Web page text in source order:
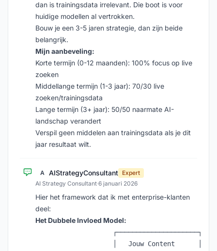
dan is trainingsdata irrelevant. Die boot is voor
huidige modellen al vertrokken.
Bouw je een 3-5 jaren strategie, dan zijn beide
belangrijk.
Mijn aanbeveling:
Korte termijn (0-12 maanden): 100% focus op live
zoeken
Middellange termijn (1-3 jaar): 70/30 live
zoeken/trainingsdata
Lange termijn (3+ jaar): 50/50 naarmate AI-
landschap verandert
Verspil geen middelen aan trainingsdata als je dit
jaar resultaat wilt.
A AIStrategyConsultant Expert
AI Strategy Consultant·6 januari 2026
Hier het framework dat ik met enterprise-klanten
deel:
Het Dubbele Invloed Model:
                    ┌─────────────────────┐
                    │   Jouw Content      │